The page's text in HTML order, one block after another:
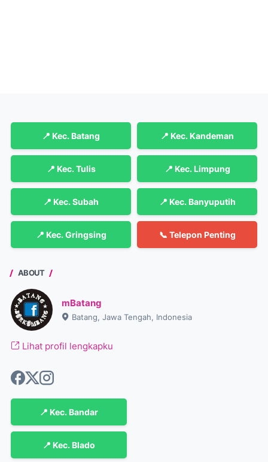
📍 Kec. Batang 📍 Kec. Kandeman
📍 Kec. Tulis 📍 Kec. Limpung
📍 Kec. Subah 📍 Kec. Banyuputih
📍 Kec. Gringsing 📞 Telepon Penting
ABOUT
mBatang
Batang, Jawa Tengah, Indonesia
Lihat profil lengkapku
📍 Kec. Bandar
📍 Kec. Blado